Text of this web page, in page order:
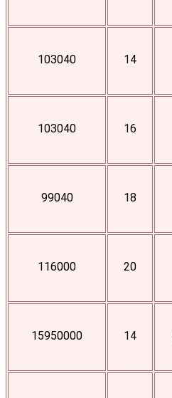
14
103040
16
103040
18
99040
20
116000
14
15950000